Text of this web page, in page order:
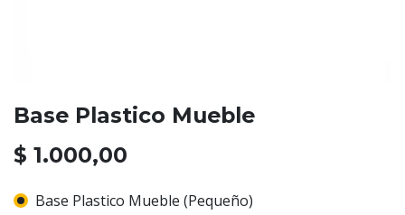
Base Plastico Mueble
$ 1.000,00
Base Plastico Mueble (Pequeño)